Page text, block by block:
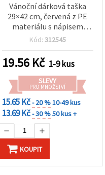
Vánoční dárková taška
29×42 cm, červená z PE
materiálu s nápisem
„Merry Christmas and
saténovou stuhou, ideální
na balení dárků a párty
dekorace
Kód: 312545
19.56 Kč 1-9 kus
SLEVY
PRO MNOŽSTVÍ
15.65 Kč- 20 %10-49 kus
13.69 Kč- 30 %50 kus +
KOUPIT